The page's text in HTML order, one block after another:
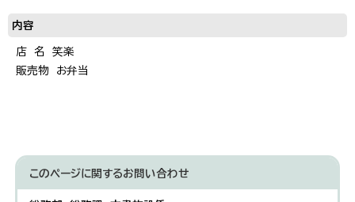
内容
店 名 笑楽
販売物 お弁当
このページに関するお問い合わせ